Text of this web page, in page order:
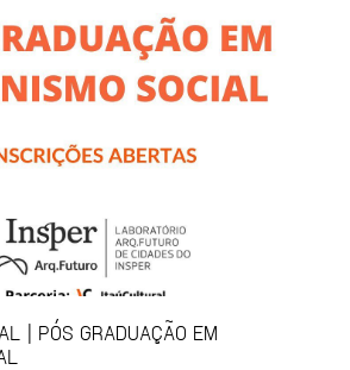
| PÓS GRADUAÇÃO EM